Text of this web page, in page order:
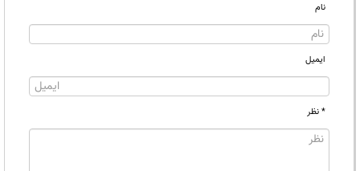
نام
ایمیل
* نظر